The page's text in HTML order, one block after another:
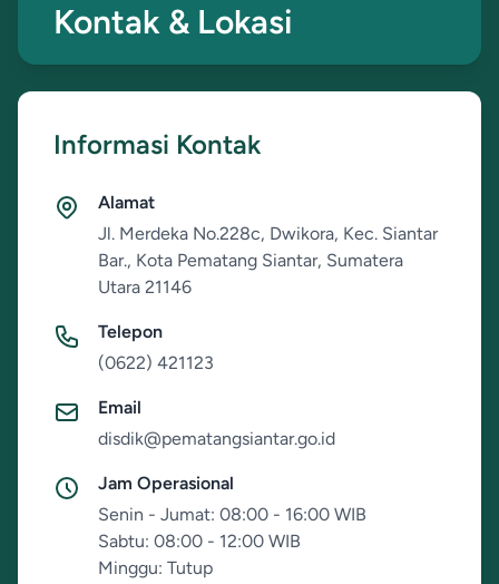
Kontak & Lokasi
Informasi Kontak
Alamat
Jl. Merdeka No.228c, Dwikora, Kec. Siantar
Bar., Kota Pematang Siantar, Sumatera
Utara 21146
Telepon
(0622) 421123
Email
disdik@pematangsiantar.go.id
Jam Operasional
Senin - Jumat: 08:00 - 16:00 WIB
Sabtu: 08:00 - 12:00 WIB
Minggu: Tutup